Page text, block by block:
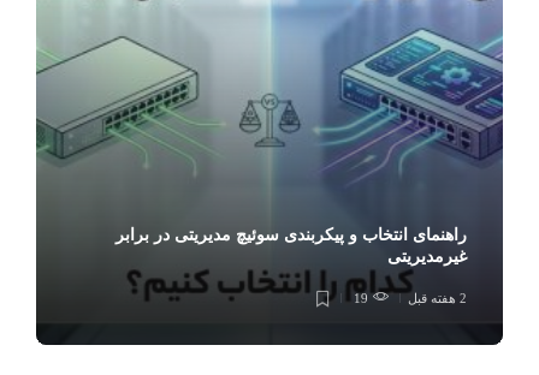
راهنمای انتخاب و پیکربندی سوئیچ مدیریتی در برابر
غیرمدیریتی
2 هفته قبل 19